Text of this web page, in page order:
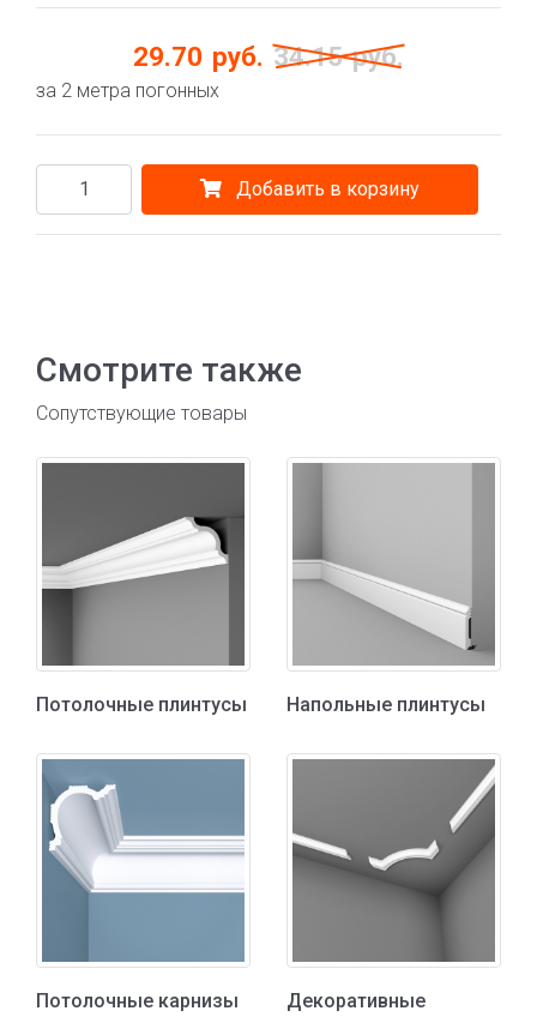
29.70 руб. 34.15 руб.
за 2 метра погонных
Добавить в корзину
Смотрите также
Сопутствующие товары
Потолочные плинтусы Напольные плинтусы
Потолочные карнизы
Декоративные